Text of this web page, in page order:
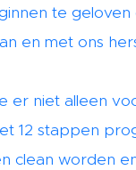
te geloven
en met ons
er niet alleen
12 stappen
clean worden